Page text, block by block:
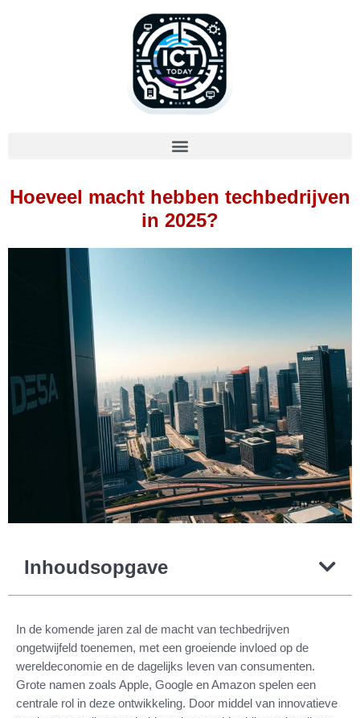
Hoeveel macht hebben techbedrijven
in 2025?
Inhoudsopgave
In de komende jaren zal de macht van techbedrijven
ongetwijfeld toenemen, met een groeiende invloed op de
wereldeconomie en de dagelijks leven van consumenten.
Grote namen zoals Apple, Google en Amazon spelen een
centrale rol in deze ontwikkeling. Door middel van innovatieve